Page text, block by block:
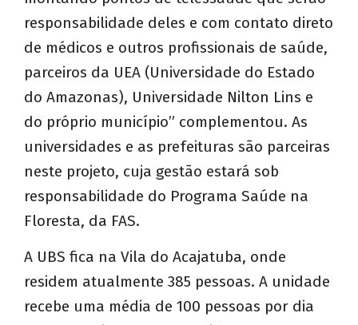
responsabilidade deles e com contato direto
de médicos e outros profissionais de saúde,
parceiros da UEA (Universidade do Estado
do Amazonas), Universidade Nilton Lins e
do próprio município” complementou. As
universidades e as prefeituras são parceiras
neste projeto, cuja gestão estará sob
responsabilidade do Programa Saúde na
Floresta, da FAS.
A UBS fica na Vila do Acajatuba, onde
residem atualmente 385 pessoas. A unidade
recebe uma média de 100 pessoas por dia